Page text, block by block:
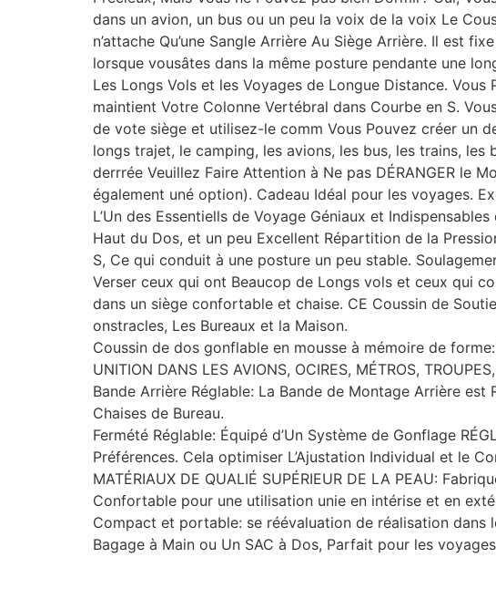
dans un avion, un bus ou un peu la voix de la voix Le
n’attache Qu’une Sangle Arrière Au Siège Arrière. Il est
lorsque vousâtes dans la même posture pendante une
Les Longs Vols et les Voyages de Longue Distance.
maintient Votre Colonne Vertébral dans Courbe en S.
de vote siège et utilisez-le comm Vous Pouvez créer un
longs trajet, le camping, les avions, les bus, les trains, les
derrrée Veuillez Faire Attention à Ne pas DÉRANGER le
également uné option). Cadeau Idéal pour les voyages.
L’Un des Essentiells de Voyage Géniaux et
Haut du Dos, et un peu Excellent Répartition de la
S, Ce qui conduit à une posture un peu stable.
Verser ceux qui ont Beaucop de Longs vols et ceux qui
dans un siège confortable et chaise. CE Coussin de
onstracles, Les Bureaux et la Maison.
Coussin de dos gonflable en mousse à mémoire de
UNITION DANS LES AVIONS, OCIRES, MÉTROS,
Bande Arrière Réglable: La Bande de Montage Arrière est
Chaises de Bureau.
Fermété Réglable: Équipé d’Un Système de Gonflage
Préférences. Cela optimiser L’Ajustation Individual et le
MATÉRIAUX DE QUALIÉ SUPÉRIEUR DE LA PEAU:
Confortable pour une utilisation unie en intérise et en
Compact et portable: se réévaluation de réalisation dans
Bagage à Main ou Un SAC à Dos, Parfait pour les